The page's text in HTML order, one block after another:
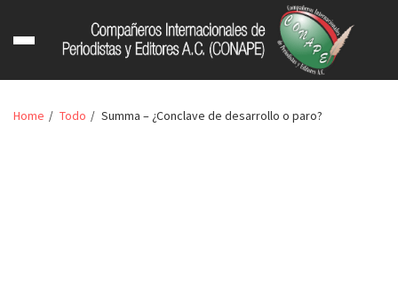
Home Todo Summa – ¿Conclave de desarrollo o paro?